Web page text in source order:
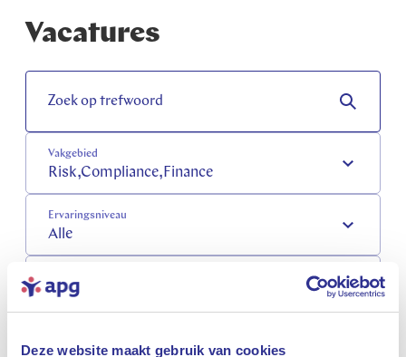
Deze website maakt gebruik van cookies
Vacatures
Zoek op trefwoord
Vakgebied
Risk,Compliance,Finance
Ervaringsniveau
Alle
Alle